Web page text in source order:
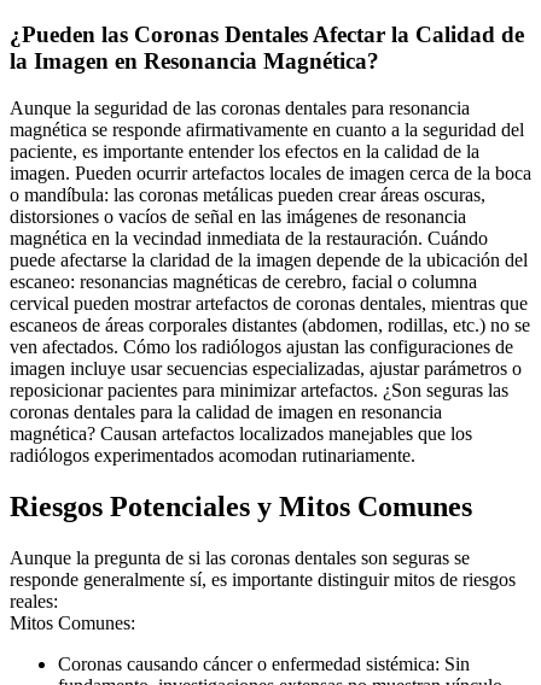
¿Pueden las Coronas Dentales Afectar la Calidad de
la Imagen en Resonancia Magnética?
Aunque la seguridad de las coronas dentales para resonancia
magnética se responde afirmativamente en cuanto a la seguridad del
paciente, es importante entender los efectos en la calidad de la
imagen. Pueden ocurrir artefactos locales de imagen cerca de la boca
o mandíbula: las coronas metálicas pueden crear áreas oscuras,
distorsiones o vacíos de señal en las imágenes de resonancia
magnética en la vecindad inmediata de la restauración. Cuándo
puede afectarse la claridad de la imagen depende de la ubicación del
escaneo: resonancias magnéticas de cerebro, facial o columna
cervical pueden mostrar artefactos de coronas dentales, mientras que
escaneos de áreas corporales distantes (abdomen, rodillas, etc.) no se
ven afectados. Cómo los radiólogos ajustan las configuraciones de
imagen incluye usar secuencias especializadas, ajustar parámetros o
reposicionar pacientes para minimizar artefactos. ¿Son seguras las
coronas dentales para la calidad de imagen en resonancia
magnética? Causan artefactos localizados manejables que los
radiólogos experimentados acomodan rutinariamente.
Riesgos Potenciales y Mitos Comunes
Aunque la pregunta de si las coronas dentales son seguras se
responde generalmente sí, es importante distinguir mitos de riesgos
reales:
Mitos Comunes:
Coronas causando cáncer o enfermedad sistémica: Sin